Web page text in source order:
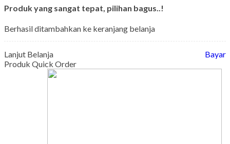
Produk yang sangat tepat, pilihan bagus..!
Berhasil ditambahkan ke keranjang belanja
Lanjut Belanja
Bayar
Produk Quick Order